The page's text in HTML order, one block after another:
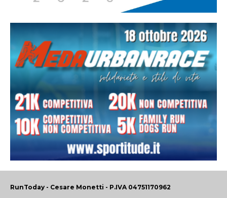
RunToday - Cesare Monetti - P.IVA 04751170962